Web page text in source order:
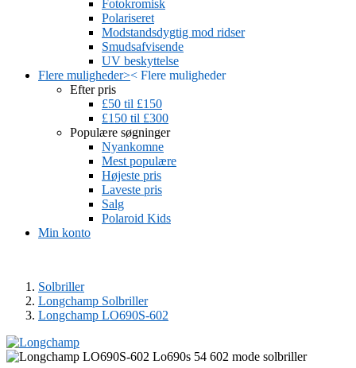
Fotokromisk
Polariseret
Modstandsdygtig mod ridser
Smudsafvisende
UV beskyttelse
Flere muligheder>< Flere muligheder
Efter pris
£50 til £150
£150 til £300
Populære søgninger
Nyankomne
Mest populære
Højeste pris
Laveste pris
Salg
Polaroid Kids
Min konto
Solbriller
Longchamp Solbriller
Longchamp LO690S-602